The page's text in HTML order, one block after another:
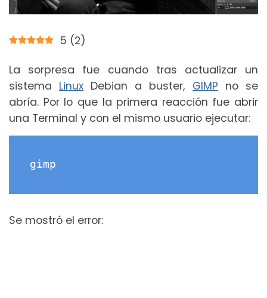
5 (2)
La sorpresa fue cuando tras actualizar un
sistema Linux Debian a buster, GIMP no se
abría. Por lo que la primera reacción fue abrir
una Terminal y con el mismo usuario ejecutar:
gimp
Se mostró el error: